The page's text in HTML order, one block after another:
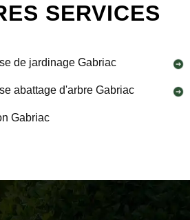
SERVICES
de jardinage Gabriac
abattage d'arbre Gabriac
Gabriac